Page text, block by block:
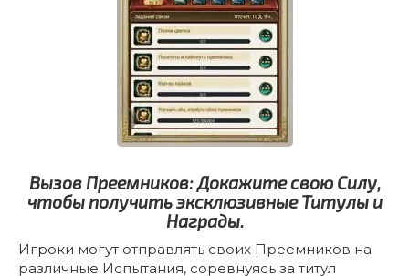
Вызов Преемников: Докажите свою Силу,
чтобы получить эксклюзивные Титулы и
Награды.
Игроки могут отправлять своих Преемников на
различные Испытания, соревнуясь за титул